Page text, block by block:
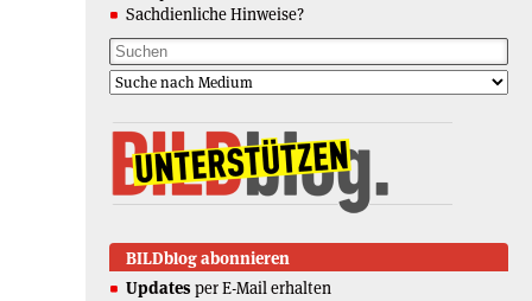
Sachdienliche Hinweise?
BILDblog abonnieren
Updates per E-Mail erhalten